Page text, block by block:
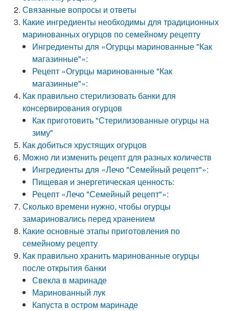
Связанные вопросы и ответы
Какие ингредиенты необходимы для традиционных
маринованных огурцов по семейному рецепту
Ингредиенты для «Огурцы маринованные "Как
магазинные"»:
Рецепт «Огурцы маринованные "Как
магазинные"»:
Как правильно стерилизовать банки для
консервирования огурцов
Как приготовить "Стерилизованные огурцы на
зиму"
Как добиться хрустящих огурцов
Можно ли изменить рецепт для разных количеств
Ингредиенты для «Лечо "Семейный рецепт"»:
Пищевая и энергетическая ценность:
Рецепт «Лечо "Семейный рецепт"»:
Сколько времени нужно, чтобы огурцы
замариновались перед хранением
Какие основные этапы приготовления по
семейному рецепту
Как правильно хранить маринованные огурцы
после открытия банки
Свекла в маринаде
Маринованный лук
Капуста в остром маринаде